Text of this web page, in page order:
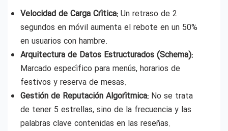
Velocidad de Carga Crítica: Un retraso de 2
segundos en móvil aumenta el rebote en un 50%
en usuarios con hambre.
Arquitectura de Datos Estructurados (Schema):
Marcado específico para menús, horarios de
festivos y reserva de mesas.
Gestión de Reputación Algorítmica: No se trata
de tener 5 estrellas, sino de la frecuencia y las
palabras clave contenidas en las reseñas.